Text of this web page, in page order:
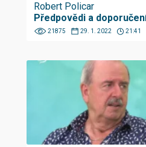
Robert Policar
Předpovědi a
21875 29. 1. 2022 21:41